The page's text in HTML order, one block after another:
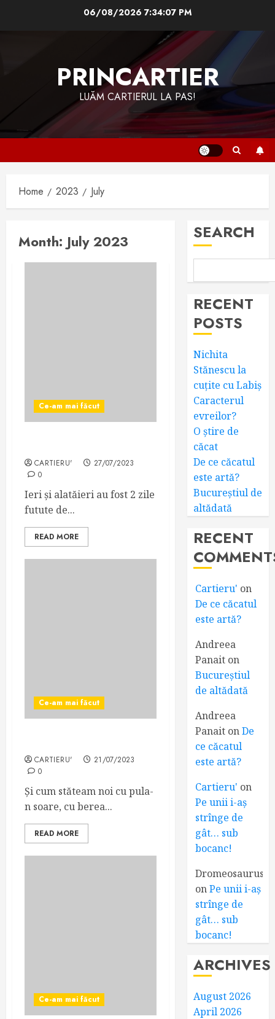
06/08/2026 7:34:07 PM
PRINCARTIER
LUĂM CARTIERUL LA PAS!
Home 2023 July
Month: July 2023
Ce-am mai făcut
CARTIERU'
27/07/2023
0
Ieri și alatăieri au fost 2 zile
futute de...
READ MORE
Ce-am mai făcut
CARTIERU'
21/07/2023
0
Și cum stăteam noi cu pula-
n soare, cu berea...
READ MORE
Ce-am mai făcut
SEARCH
RECENT
POSTS
Nichita
Stănescu la
cuțite cu Labiș
Caracterul
evreilor?
O știre de
căcat
De ce căcatul
este artă?
Bucureștiul de
altădată
RECENT
Cartieru' on
De ce căcatul
este artă?
Andreea
Panait on
Bucureștiul
de altădată
Andreea
Panait onDe
ce căcatul
este artă?
Cartieru' on
Pe unii i-aș
strînge de
gât… sub
bocanc!
Dromeosaurus
onPe unii i-aș
strînge de
gât… sub
bocanc!
ARCHIVES
August 2026
April 2026